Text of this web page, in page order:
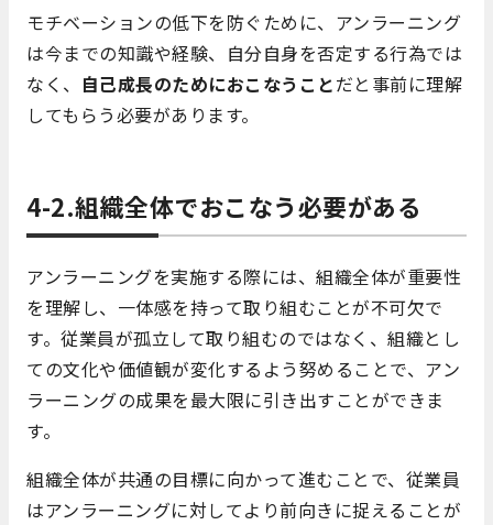
モチベーションの低下を防ぐために、アンラーニング
は今までの知識や経験、自分自身を否定する行為では
なく、 自己成長のためにおこなうことだと事前に理解
してもらう必要があります。
4-2.組織全体でおこなう必要がある
アンラーニングを実施する際には、組織全体が重要性
を理解し、一体感を持って取り組むことが不可欠で
す。従業員が孤立して取り組むのではなく、組織とし
ての文化や価値観が変化するよう努めることで、アン
ラーニングの成果を最大限に引き出すことができま
す。
組織全体が共通の目標に向かって進むことで、従業員
はアンラーニングに対してより前向きに捉えることが